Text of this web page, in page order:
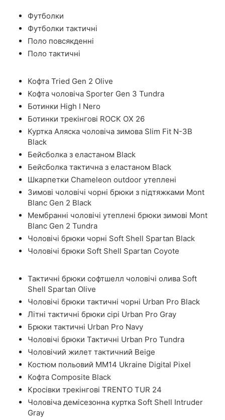
Футболки
Футболки тактичні
Поло повсякденні
Поло тактичні
Кофта Tried Gen 2 Olive
Кофта чоловіча Sporter Gen 3 Tundra
Ботинки High I Nero
Ботинки трекінгові ROCK OX 26
Куртка Аляска чоловіча зимова Slim Fit N-3B
Black
Бейсболка з еластаном Black
Бейсболка тактична з еластаном Black
Шкарпетки Chameleon outdoor утеплені
Зимові чоловічі чорні брюки з підтяжками Mont
Blanc Gen 2 Black
Мембранні чоловічі утеплені брюки зимові Mont
Blanc Gen 2 Tundra
Чоловічі брюки чорні Soft Shell Spartan Black
Чоловічі брюки Soft Shell Spartan Coyote
Тактичні брюки софтшелл чоловічі олива Soft
Shell Spartan Olive
Чоловічі брюки тактичні чорні Urban Pro Black
Літні тактичні брюки сірі Urban Pro Gray
Брюки тактичні Urban Pro Navy
Чоловічі брюки Тактичні Urban Pro Tundra
Чоловічий жилет тактичний Beige
Костюм польовий ММ14 Ukraine Digital Pixel
Кофта Composite Black
Кросівки трекінгові TRENTO TUR 24
Чоловіча демісезонна куртка Soft Shell Intruder
Gray